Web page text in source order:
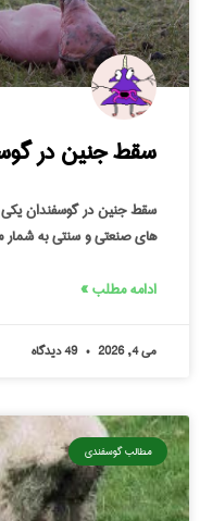
سقط جنین در
سقط جنین در گوسفندان
های صنعتی و سنتی به شمار
ادامه مطلب »
می 4, 2026 49 دیدگاه
مطالب گوسفندی